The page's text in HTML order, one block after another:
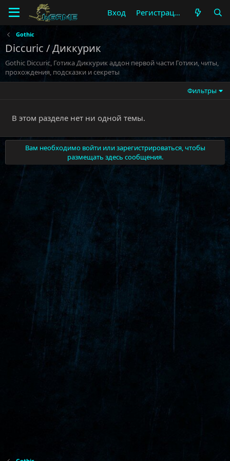
Вход Регистрация
Gothic
Diccuric / Диккурик
Gothic Diccuric, Готика Диккурик аддон первой части Готики, читы,
прохождения, подсказки и секреты
Фильтры
В этом разделе нет ни одной темы.
Вам необходимо войти или зарегистрироваться, чтобы
размещать здесь сообщения.